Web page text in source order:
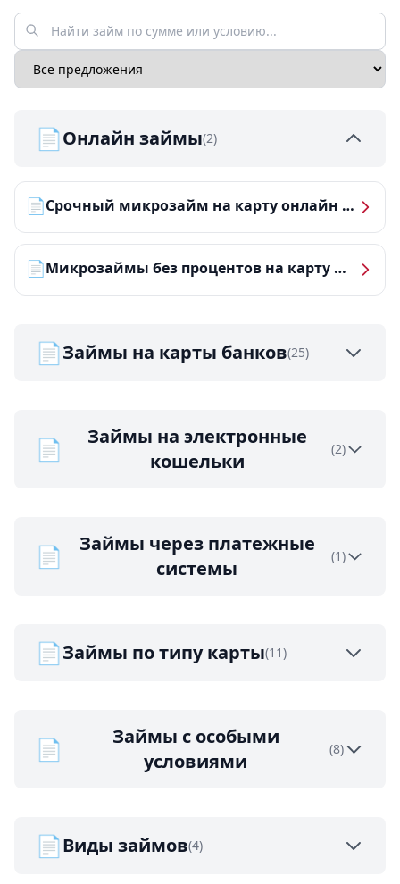
📄Онлайн займы(2)
📄 Срочный микрозайм на карту онлайн — получить деньги за 5 минут
📄 Микрозаймы без процентов на карту — ТОП-10 за 2026 год
📄Займы на карты банков(25)
📄
Займы на электронные
кошельки
(2)
📄
Займы через платежные
системы
(1)
📄Займы по типу карты(11)
📄
Займы с особыми
условиями
(8)
📄Виды займов(4)